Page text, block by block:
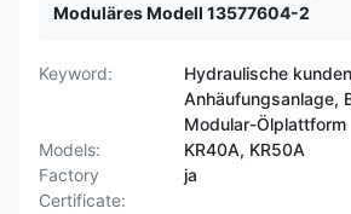
Moduläres Modell 13577604-2
Keyword:
Hydraulische
Anhäufungsanlage,
Modular-Ölplattform
Models:
KR40A, KR50A
Factory
Certificate:
ja